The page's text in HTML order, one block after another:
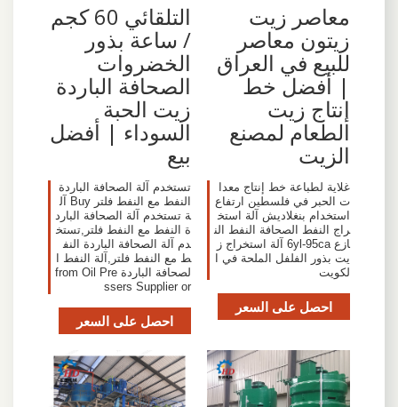
معاصر زيت
زيتون معاصر
للبيع في العراق
| أفضل خط
إنتاج زيت
الطعام لمصنع
الزيت
غلاية لطباعة خط إنتاج معدا
ت الحبر في فلسطين ارتفاع
استخدام بنغلاديش آلة استخ
راج النفط الصحافة النفط الن
ازع 6yl-95ca آلة استخراج ز
يت بذور الفلفل الملحة في ا
لكويت
احصل على السعر
التلقائي 60 كجم
/ ساعة بذور
الخضروات
الصحافة الباردة
زيت الحبة
السوداء | أفضل
بيع
تستخدم آلة الصحافة الباردة
النفط مع النفط فلتر Buy آل
ة تستخدم آلة الصحافة البارد
ة النفط مع النفط فلتر,تستخ
دم آلة الصحافة الباردة النف
ط مع النفط فلتر,آلة النفط ا
لصحافة الباردة from Oil Pre
ssers Supplier or
احصل على السعر